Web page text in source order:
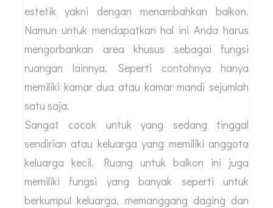
estetik yakni dengan menambahkan balkon.
Namun untuk mendapatkan hal ini Anda harus
mengorbankan area khusus sebagai fungsi
ruangan lainnya. Seperti contohnya hanya
memiliki kamar dua atau kamar mandi sejumlah
satu saja.
Sangat cocok untuk yang sedang tinggal
sendirian atau keluarga yang memiliki anggota
keluarga kecil. Ruang untuk balkon ini juga
memiliki fungsi yang banyak seperti untuk
berkumpul keluarga, memanggang daging dan